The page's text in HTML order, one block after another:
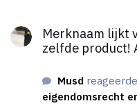
Merknaam lijkt
zelfde product!
Musd
eigendomsrecht